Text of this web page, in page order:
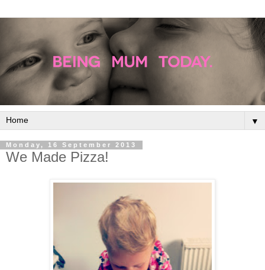
▼
Monday, 16 September 2013
We Made Pizza!